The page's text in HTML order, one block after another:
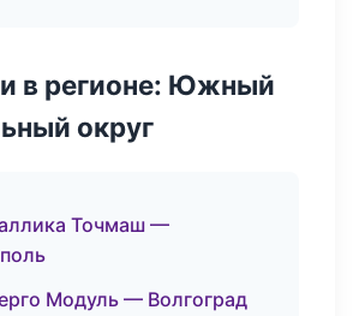
в регионе: Южный
округ
Точмаш —
Модуль — Волгоград